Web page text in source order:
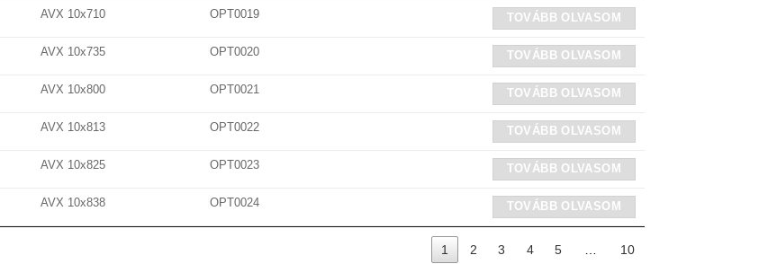
AVX 10x710 OPT0019 TOVÁBB OLVASOM
AVX 10x735 OPT0020 TOVÁBB OLVASOM
AVX 10x800 OPT0021 TOVÁBB OLVASOM
AVX 10x813 OPT0022 TOVÁBB OLVASOM
AVX 10x825 OPT0023 TOVÁBB OLVASOM
AVX 10x838 OPT0024 TOVÁBB OLVASOM
1 2 3 4 5 10